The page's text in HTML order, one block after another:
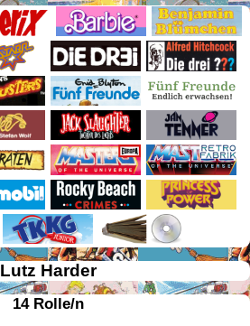
Lutz Harder
14 Rolle/n